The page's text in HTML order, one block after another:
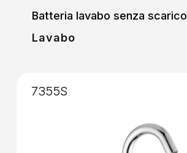
Batteria lavabo senza scarico
Lavabo
7355S